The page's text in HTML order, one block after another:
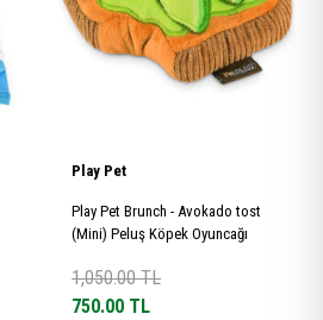
Play Pet
Play Pet Brunch - Avokado tost
(Mini) Peluş Köpek Oyuncağı
1,050.00TL
750.00 TL